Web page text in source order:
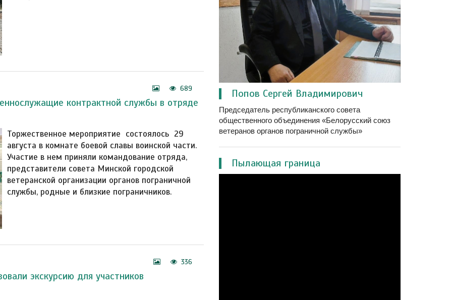
689
контрактной службы в отряде
Торжественное мероприятие состоялось 29
августа в комнате боевой славы воинской части.
Участие в нем приняли командование отряда,
представители совета Минской городской
ветеранской организации органов пограничной
службы, родные и близкие пограничников.
336
экскурсию для участников
Попов Сергей Владимирович
Председатель республиканского совета
общественного объединения «Белорусский союз
ветеранов органов пограничной службы»
Пылающая граница